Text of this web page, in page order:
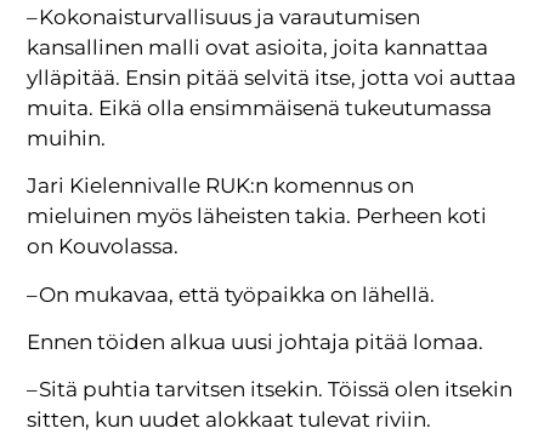
– Kokonaisturvallisuus ja varautumisen
kansallinen malli ovat asioita, joita kannattaa
ylläpitää. Ensin pitää selvitä itse, jotta voi auttaa
muita. Eikä olla ensimmäisenä tukeutumassa
muihin.
Jari Kielennivalle RUK:n komennus on
mieluinen myös läheisten takia. Perheen koti
on Kouvolassa.
– On mukavaa, että työpaikka on lähellä.
Ennen töiden alkua uusi johtaja pitää lomaa.
– Sitä puhtia tarvitsen itsekin. Töissä olen itsekin
sitten, kun uudet alokkaat tulevat riviin.